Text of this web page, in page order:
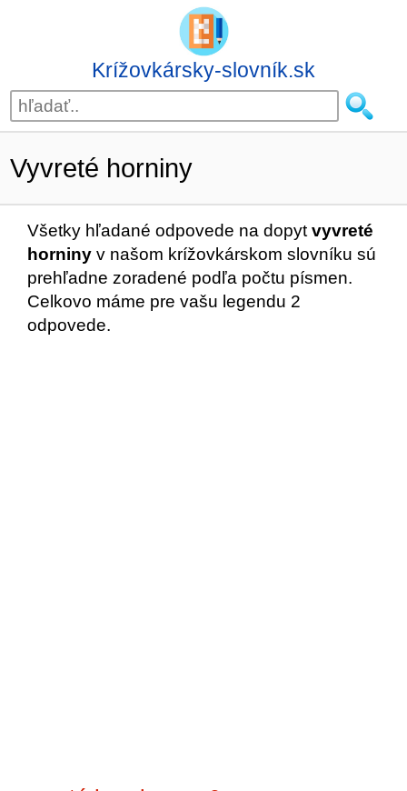
Krížovkársky-slovník.sk
Vyvreté horniny
Všetky hľadané odpovede na dopyt vyvreté
horniny v našom krížovkárskom slovníku sú
prehľadne zoradené podľa počtu písmen.
Celkovo máme pre vašu legendu 2
odpovede.